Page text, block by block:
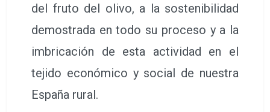
del fruto del olivo, a la sostenibilidad
demostrada en todo su proceso y a la
imbricación de esta actividad en el
tejido económico y social de nuestra
España rural.